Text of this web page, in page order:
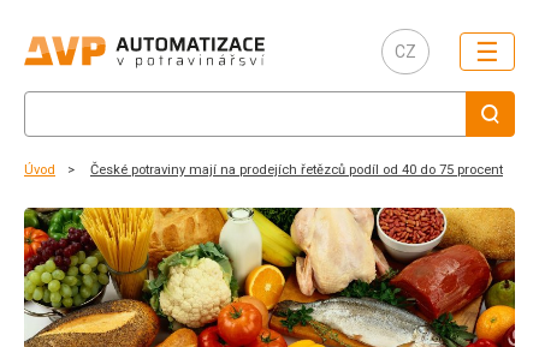
CZ ☰
Úvod České potraviny mají na prodejích řetězců podíl od 40 do 75 procent